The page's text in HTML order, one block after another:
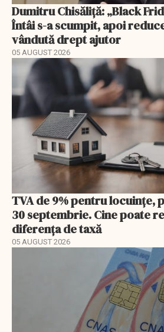
Dumitru Chisăliță: „Black
Întâi s-a scumpit, apoi
vândută drept ajutor
05 AUGUST 2026
TVA de 9% pentru locuințe,
30 septembrie. Cine poate
diferența de taxă
05 AUGUST 2026